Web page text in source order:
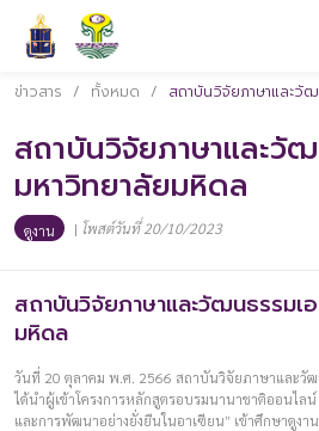
ข่าวสาร / ทั้งหมด / สถาบันวิจัยภาษาและวัฒ
สถาบันวิจัยภาษาและวัฒ
มหาวิทยาลัยมหิดล
ดูงาน | โพสต์วันที่ 20/10/2023
สถาบันวิจัยภาษาและวัฒนธรรมเ
มหิดล
วันที่ 20 ตุลาคม พ.ศ. 2566 สถาบันวิจัยภาษาและวั
ได้นำผู้เข้าโครงการหลักสูตรอบรมนานาชาติออนไล
และการพัฒนาอย่างยั่งยืนในอาเซียน” เข้าศึกษาดูงา